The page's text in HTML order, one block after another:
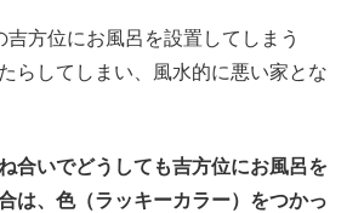
方位にお風呂を設置してしまう
らしてしまい、風水的に悪い家とな
合いでどうしても吉方位にお風呂を
は、色（ラッキーカラー）をつかっ